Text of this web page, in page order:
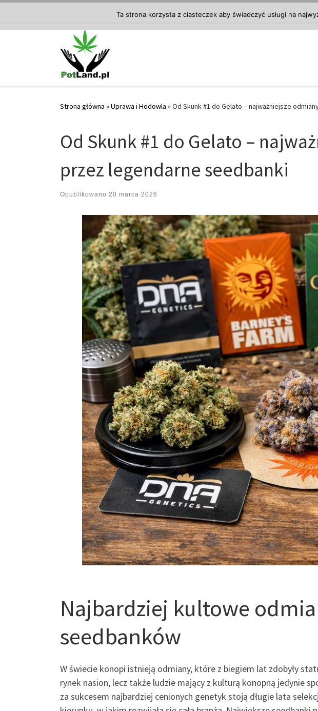
Strona główna »Uprawa i Hodowla »Od Skunk #1 do Gelato – najważniejsze
Od Skunk #1 do Gelato –
przez legendarne seedbanki
Opublikowano 20 marca 2026
Najbardziej kultowe
seedbanków
W świecie konopi istnieją odmiany, które z biegiem lat zdobyły
rynek nasion, lecz także ludzie mający z kulturą konopną jedynie
za sukcesem najbardziej cenionych genetyk stoją długie lata
Ta strona korzysta z ciasteczek aby świadczyć usługi na